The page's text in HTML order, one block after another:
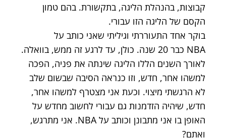
קבוצות, בהנהלת הליגה, בתקשורת. בהם טמון
הקסם של הליגה הזו עבורי.
בוקר אחד התעוררתי וגיליתי שאני כותב על
NBA כבר 20 שנה. כולן, עד לרגע זה ממש, בוואלה.
לאורך השנים הללו הליגה שינתה את פניה, הפכה
למשהו אחר, חדש, וזו כנראה הסיבה שבשום שלב
לא הרגשתי מיצוי. וכעת אני מצטרף למשהו אחר,
חדש, שיהיה הזדמנות גם עבורי לחשוב מחדש על
האופן בו אני מתבונן וכותב על NBA. אני מתרגש,
ואתם?